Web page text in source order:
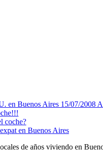
en Buenos Aires 15/07/2008
coche?
en Buenos Aires
de años viviendo en